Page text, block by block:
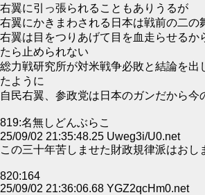
右翼に引っ張られることもありうるが
右翼にかきまわされる日本は戦前の二の
右翼は目をつりあげて目を血走らせるか
たら止められない
総力戦研究所が対米戦争必敗と結論を出
たように
自民右翼、参政党は日本のガンだから今
819:名無しどんぶらこ
25/09/02 21:35:48.25 Uweg3i/U0.net
この三十年苦しませた財政規律派はおし
820:164
25/09/02 21:36:06.68 YGZ2qcHm0.net